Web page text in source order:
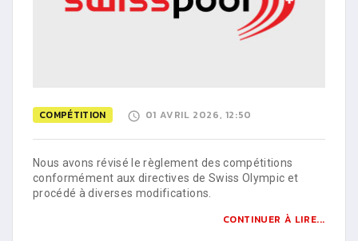
COMPÉTITION 01 AVRIL 2026, 12:50
Nous avons révisé le règlement des compétitions
conformément aux directives de Swiss Olympic et
procédé à diverses modifications.
CONTINUER À LIRE...